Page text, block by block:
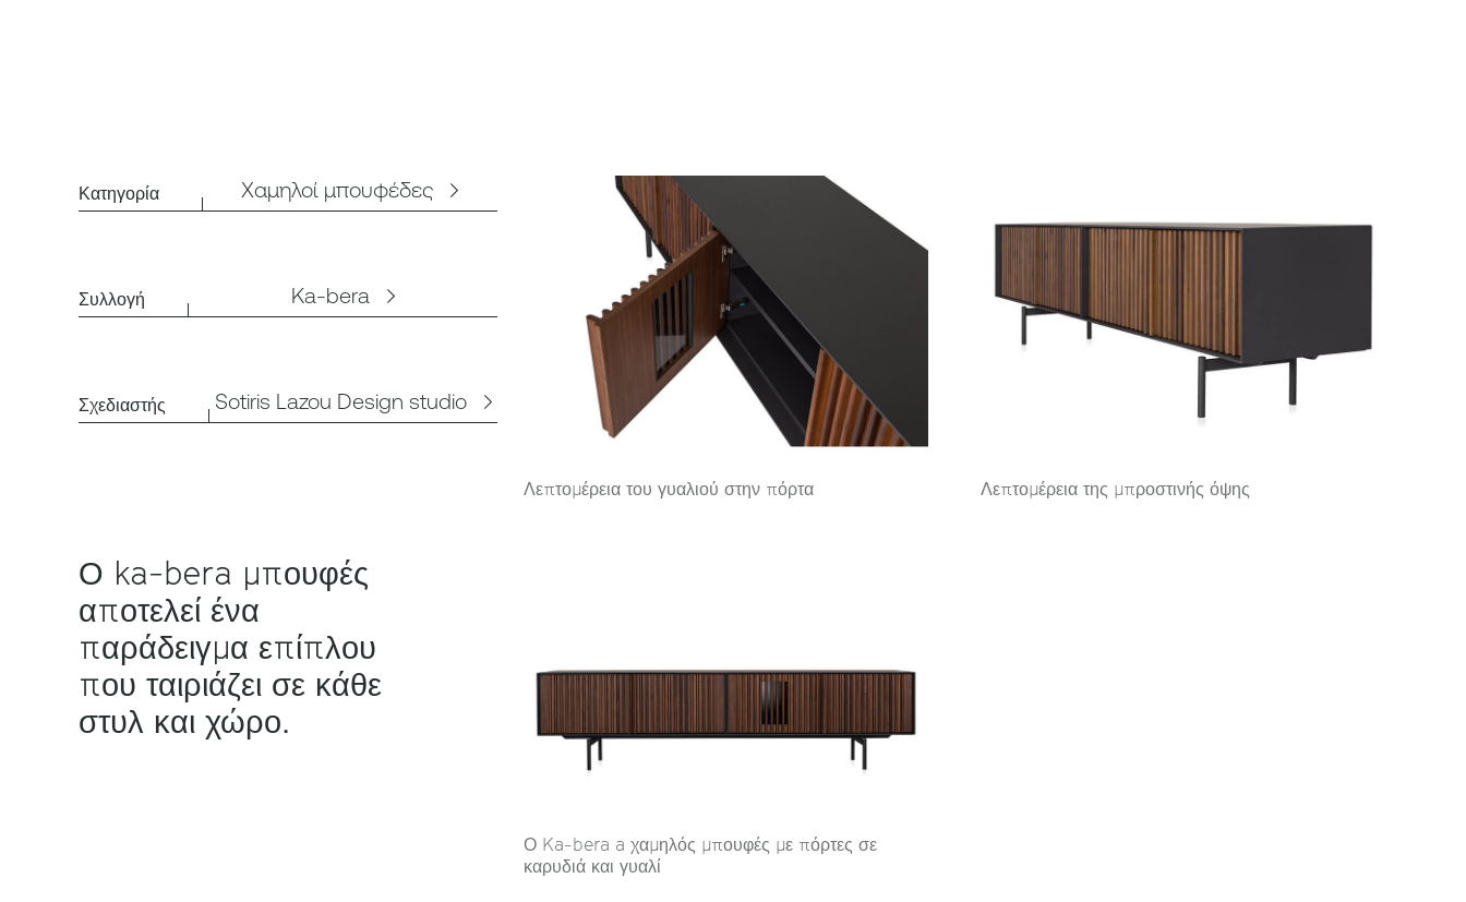
Κατηγορία Χαμηλοί μπουφέδες
Συλλογή Ka-bera
Σχεδιαστής Sotiris Lazou Design studio
Ο ka-bera μπουφές
αποτελεί ένα
παράδειγμα επίπλου
που ταιριάζει σε κάθε
στυλ και χώρο.
Λεπτομέρεια του γυαλιού στην πόρτα Λεπτομέρεια της μπροστινής όψης
Ο Ka-bera a χαμηλός μπουφές με πόρτες σε
καρυδιά και γυαλί